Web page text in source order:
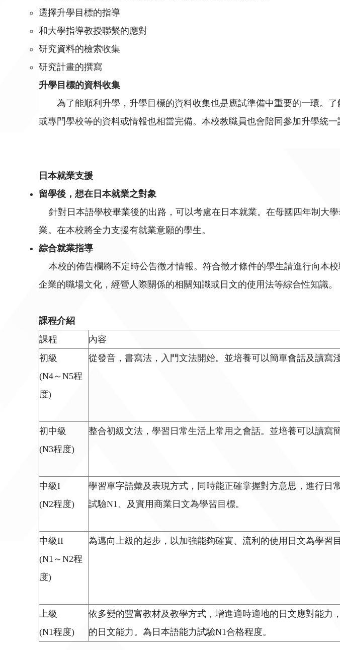
選擇升學目標的指導
和大學指導教授聯繫的應對
研究資料的檢索收集
研究計畫的撰寫
升學目標的資料收集
為了能順利升學，升學目標的資料收集也是應試準備中重要的一環。了
或專門學校等的資料或情報也相當完備。本校教職員也會陪同參加升學統
日本就業支援
留學後 ，想在日本就業之對象
針對日本語學校畢業後的出路，可以考慮在日本就業。在母國四年制大
業。在本校將全力支援有就業意願的學生。
綜合就業指導
本校的佈告欄將不定時公告徵才情報。符合徵才條件的學生請進行向本
企業的職場文化，經營人際關係的相關知識或日文的使用法等綜合性知識。
課程介紹
課程
內容
初級
(N4～N5程
度)
從發音，書寫法，入門文法開始。並培養可以簡單會話及讀寫
初中級
(N3程度)
整合初級文法，學習日常生活上常用之會話。並培養可以讀寫
中級I
(N2程度)
學習單字語彙及表現方式，同時能正確掌握對方意思，進行日
試驗N1、及實用商業日文為學習目標。
中級II
(N1～N2程
度)
為邁向上級的起步，以加強能夠確實、流利的使用日文為學習目
上級
(N1程度)
依多變的豐富教材及教學方式，增進適時適地的日文應對能力
的日文能力。為日本語能力試驗N1合格程度。